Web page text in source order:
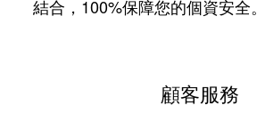
結合，100%保障您的個資安全。
顧客服務